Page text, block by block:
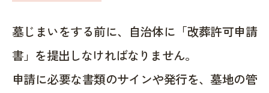
墓じまいをする前に、自治体に「改葬許可申請
書」を提出しなければなりません。
申請に必要な書類のサインや発行を、墓地の管